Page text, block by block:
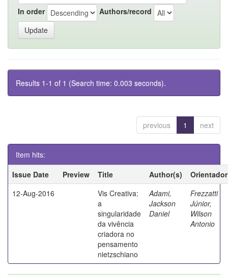
In order Authors/record
Results 1-1 of 1 (Search time: 0.003 seconds).
previous 1 next
Item hits:
Issue Date
Preview Title Author(s)
Orientador
12-Aug-2016
Vis Creativa:
a
singularidade
da vivência
criadora no
pensamento
nietzschiano
Adami,
Jackson
Daniel
Frezzatti
Júnior,
Wilson
Antonio